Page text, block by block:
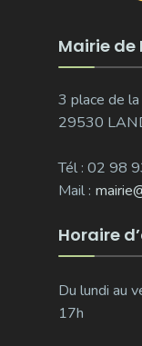
Mairie de
3 place de
29530
Tél : 02 98
Mail :
Horaire
Du lundi au
17h